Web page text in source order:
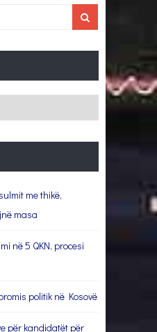
me thikë,
masa
në 5 QKN, procesi
politik në Kosovë
për kandidatët për